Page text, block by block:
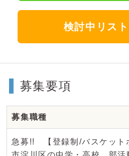
検討中リス
募集要項
募集職種
急募!! 【登録制/バスケット